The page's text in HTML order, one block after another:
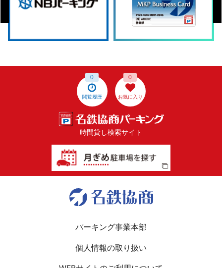
閲覧履歴
0
お気に入り
0
時間貸し検索サイト
パーキング事業本部
個人情報の取り扱い